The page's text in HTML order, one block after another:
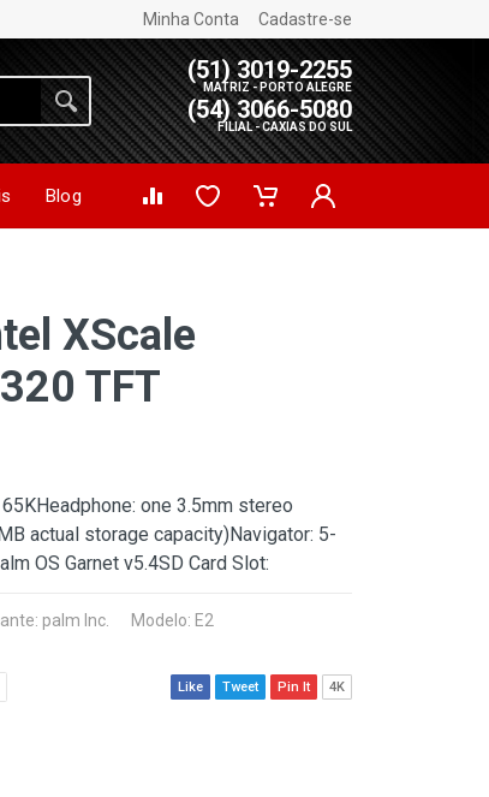
Minha Conta Cadastre-se
(51) 3019-2255
MATRIZ - PORTO ALEGRE
(54) 3066-5080
FILIAL - CAXIAS DO SUL
Blog
XScale
TFT
one 3.5mm stereo
actual storage capacity)Navigator: 5-
OS Garnet v5.4SD Card Slot:
palm Inc. Modelo: E2
Like Tweet Pin It 4K